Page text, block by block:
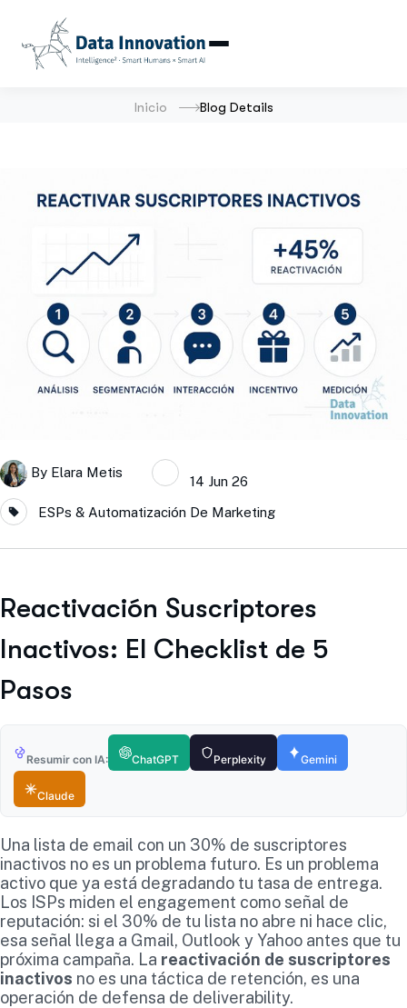
Inicio Blog Details
By Elara Metis
14 Jun 26
ESPs & Automatización De Marketing
Reactivación Suscriptores
Inactivos: El Checklist de 5
Pasos
Resumir con IA: ChatGPT Perplexity Gemini
Claude
Una lista de email con un 30% de suscriptores
inactivos no es un problema futuro. Es un problema
activo que ya está degradando tu tasa de entrega.
Los ISPs miden el engagement como señal de
reputación: si el 30% de tu lista no abre ni hace clic,
esa señal llega a Gmail, Outlook y Yahoo antes que tu
próxima campaña. La reactivación de suscriptores
inactivos no es una táctica de retención, es una
operación de defensa de deliverability.